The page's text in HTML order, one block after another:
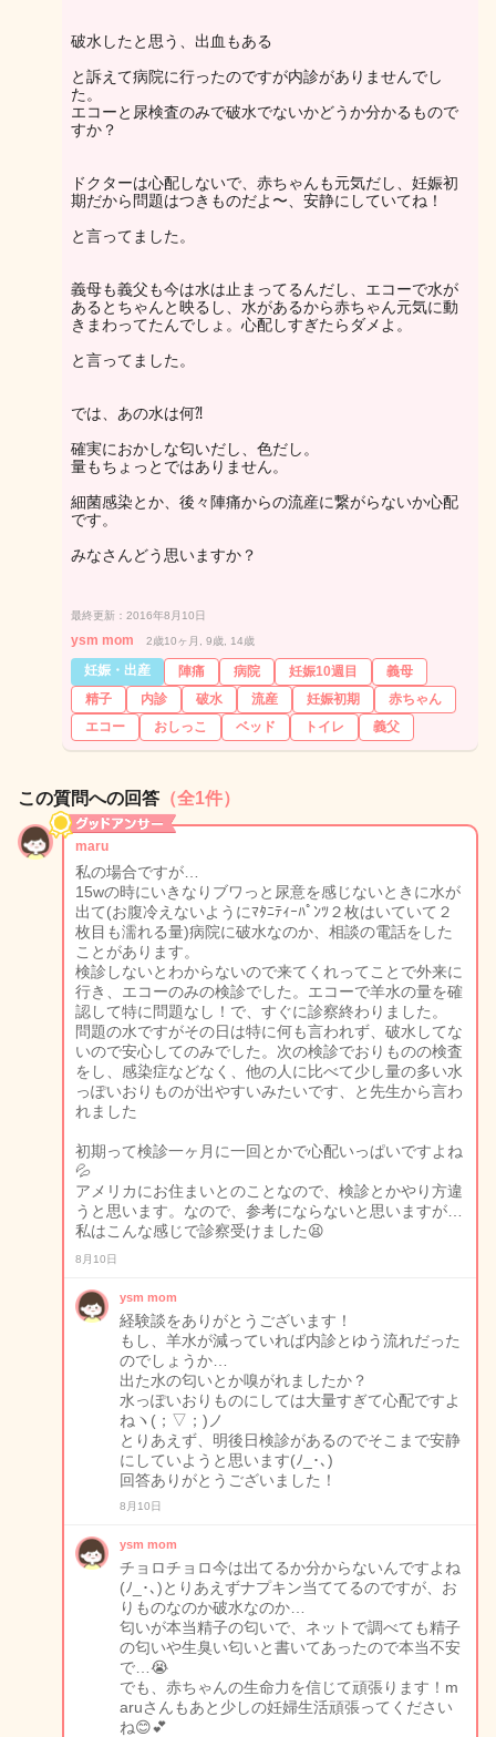
破水したと思う、出血もある
と訴えて病院に行ったのですが内診がありませんでし
た。
エコーと尿検査のみで破水でないかどうか分かるもので
すか？
ドクターは心配しないで、赤ちゃんも元気だし、妊娠初
期だから問題はつきものだよ〜、安静にしていてね！
と言ってました。
義母も義父も今は水は止まってるんだし、エコーで水が
あるとちゃんと映るし、水があるから赤ちゃん元気に動
きまわってたんでしょ。心配しすぎたらダメよ。
と言ってました。
では、あの水は何⁈
確実におかしな匂いだし、色だし。
量もちょっとではありません。
細菌感染とか、後々陣痛からの流産に繋がらないか心配
です。
みなさんどう思いますか？
最終更新：2016年8月10日
ysm mom 2歳10ヶ月, 9歳, 14歳
妊娠・出産 陣痛 病院 妊娠10週目
義母
精子
内診 破水 流産 妊娠初期
赤ちゃん
エコー
おしっこ ベッド トイレ 義父
この質問への回答 （全1件）
maru
私の場合ですが…
15wの時にいきなりブワっと尿意を感じないときに水が
出て(お腹冷えないようにﾏﾀﾆﾃｨｰﾊﾟﾝﾂ２枚はいていて２
枚目も濡れる量)病院に破水なのか、相談の電話をした
ことがあります。
検診しないとわからないので来てくれってことで外来に
行き、エコーのみの検診でした。エコーで羊水の量を確
認して特に問題なし！で、すぐに診察終わりました。
問題の水ですがその日は特に何も言われず、破水してな
いので安心してのみでした。次の検診でおりものの検査
をし、感染症などなく、他の人に比べて少し量の多い水
っぽいおりものが出やすいみたいです、と先生から言わ
れました
初期って検診一ヶ月に一回とかで心配いっぱいですよね
💦
アメリカにお住まいとのことなので、検診とかやり方違
うと思います。なので、参考にならないと思いますが…
私はこんな感じで診察受けました😫
8月10日
ysm mom
経験談をありがとうございます！
もし、羊水が減っていれば内診とゆう流れだった
のでしょうか…
出た水の匂いとか嗅がれましたか？
水っぽいおりものにしては大量すぎて心配ですよ
ねヽ(；▽；)ノ
とりあえず、明後日検診があるのでそこまで安静
にしていようと思います(ﾉ_･､)
回答ありがとうございました！
8月10日
ysm mom
チョロチョロ今は出てるか分からないんですよね
(ﾉ_･､)とりあえずナプキン当ててるのですが、お
りものなのか破水なのか…
匂いが本当精子の匂いで、ネットで調べても精子
の匂いや生臭い匂いと書いてあったので本当不安
で…😭
でも、赤ちゃんの生命力を信じて頑張ります！m
aruさんもあと少しの妊婦生活頑張ってください
ね😊💕